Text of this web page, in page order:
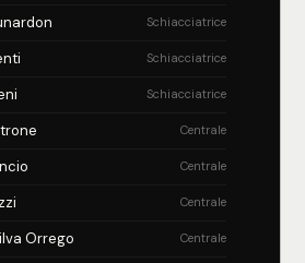
Schiacciatrice
Schiacciatrice
Schiacciatrice
Centrale
Centrale
Centrale
Orrego Centrale